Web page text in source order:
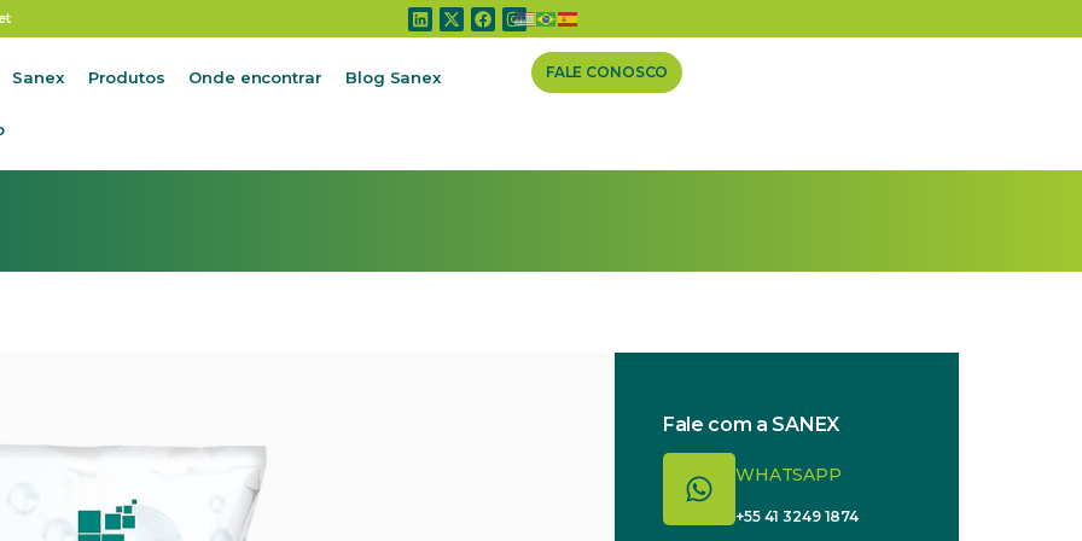
Sanex Produtos Onde encontrar Blog Sanex FALE CONOSCO
Fale com a SANEX
WHATSAPP
+55 41 3249 1874